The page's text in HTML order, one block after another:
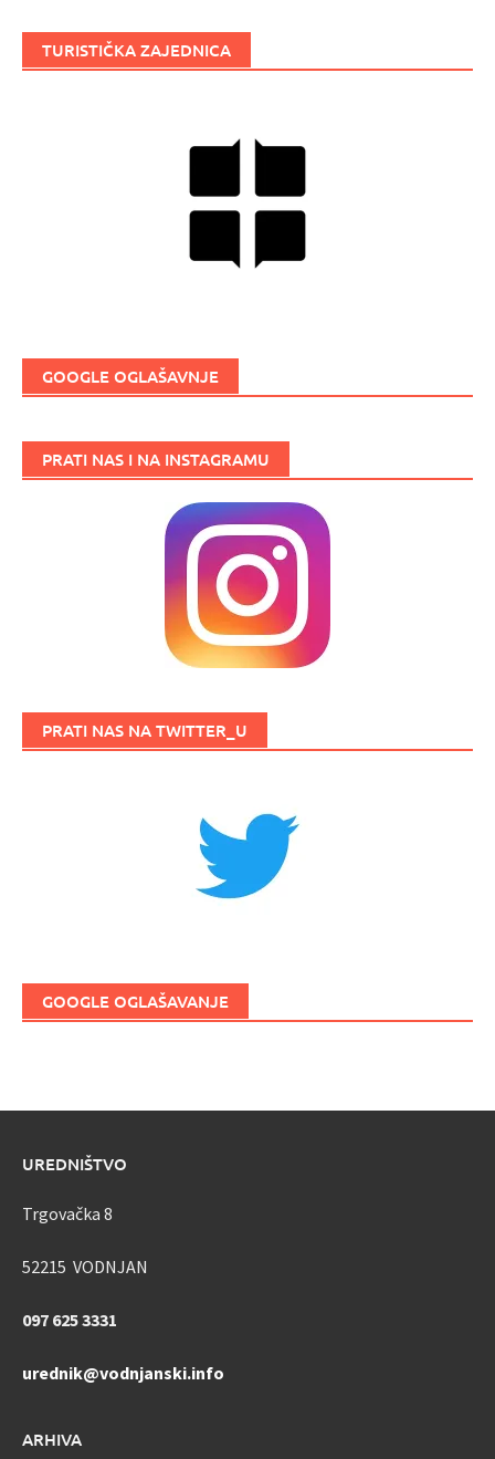
TURISTIČKA ZAJEDNICA
GOOGLE OGLAŠAVNJE
PRATI NAS I NA INSTAGRAMU
PRATI NAS NA TWITTER_U
GOOGLE OGLAŠAVANJE
UREDNIŠTVO
Trgovačka 8
52215 VODNJAN
097 625 3331
urednik@vodnjanski.info
ARHIVA